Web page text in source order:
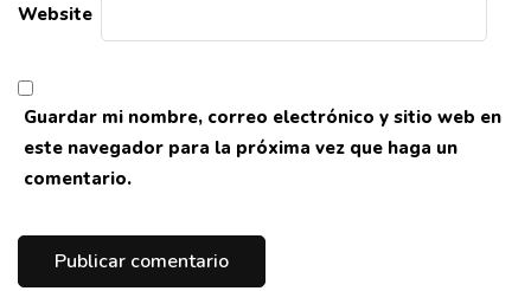
Website
Guardar mi nombre, correo electrónico y sitio web en
este navegador para la próxima vez que haga un
comentario.